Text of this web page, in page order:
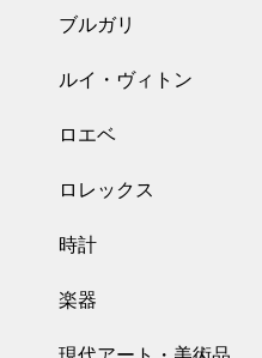
ブルガリ
ルイ・ヴィトン
ロエベ
ロレックス
時計
楽器